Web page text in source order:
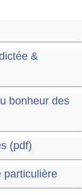
&
bonheur des
(pdf)
particulière